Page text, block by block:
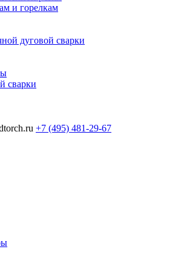
и горелкам
дуговой сварки
сварки
+7 (495) 481-29-67